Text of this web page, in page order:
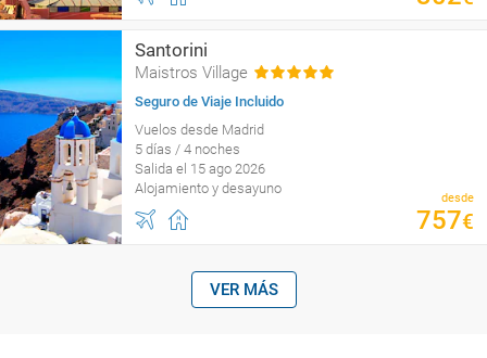
Santorini
Maistros Village
Seguro de Viaje Incluido
Vuelos desde Madrid
5 días / 4 noches
Salida el 15 ago 2026
Alojamiento y desayuno
desde
757€
VER MÁS